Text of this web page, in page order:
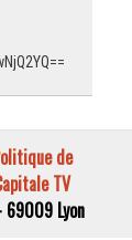
de
TV
69009 Lyon